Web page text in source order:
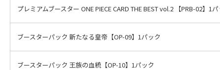
プレミアムブースター ONE PIECE CARD THE BEST vol.2 【PRB-02】1
ブースターパック 新たなる皇帝【OP-09】1パック
ブースターパック 王族の血統【OP-10】1パック